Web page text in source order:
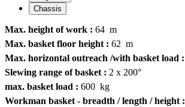
Chassis
Max. height of work : 64 m
Max. basket floor height : 62 m
Max. horizontal outreach /with basket load :
Slewing range of basket : 2 x 200°
max. basket load : 600 kg
Workman basket - breadth / length / height :